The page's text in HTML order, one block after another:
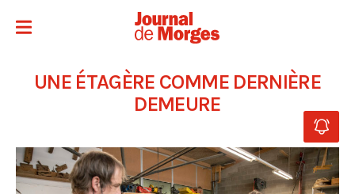
UNE ÉTAGÈRE COMME DERNIÈRE
DEMEURE